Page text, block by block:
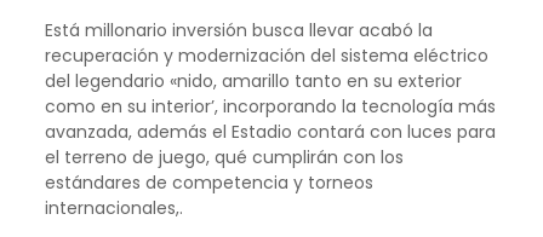
Está millonario inversión busca llevar acabó la
recuperación y modernización del sistema eléctrico
del legendario «nido, amarillo tanto en su exterior
como en su interior’, incorporando la tecnología más
avanzada, además el Estadio contará con luces para
el terreno de juego, qué cumplirán con los
estándares de competencia y torneos
internacionales,.